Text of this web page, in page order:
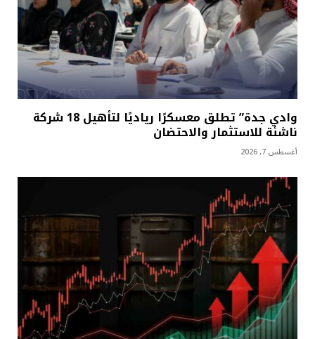
وادي جدة” تطلق معسكرًا رياديًا لتأهيل 18 شركة
ناشئة للاستثمار والاحتضان
أغسطس 7, 2026